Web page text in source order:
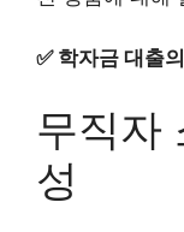
✅ 학자금 대출
무직자
성